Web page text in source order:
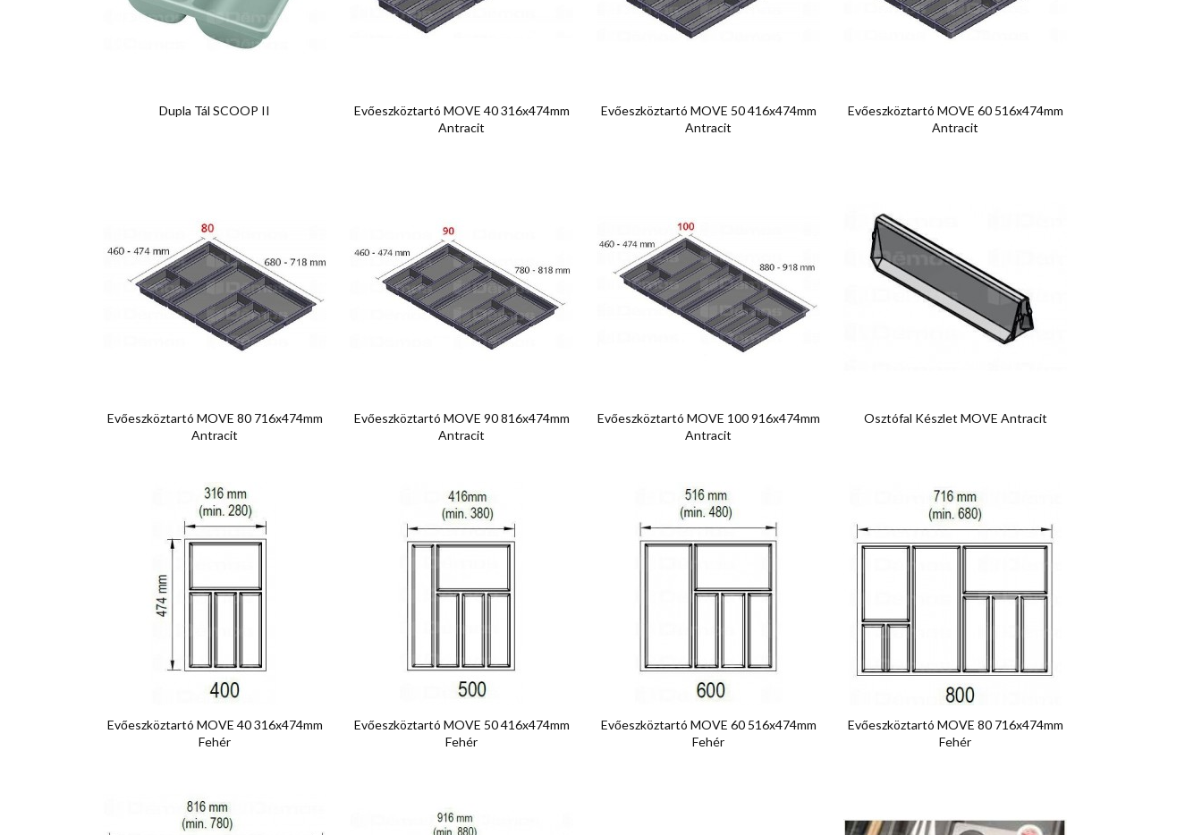
Dupla Tál SCOOP II
Előnézet
Evőeszköztartó MOVE 40 316x474mm
Antracit
Előnézet
Evőeszköztartó MOVE 50 416x474mm
Antracit
Előnézet
Evőeszköztartó MOVE 60 516x474mm
Antracit
Előnézet
Evőeszköztartó MOVE 80 716x474mm
Antracit
Előnézet
Evőeszköztartó MOVE 90 816x474mm
Antracit
Előnézet
Evőeszköztartó MOVE 100 916x474mm
Antracit
Előnézet Osztófal Készlet MOVE Antracit
Előnézet
Evőeszköztartó MOVE 40 316x474mm
Fehér
Előnézet
Evőeszköztartó MOVE 50 416x474mm
Fehér
Előnézet
Evőeszköztartó MOVE 60 516x474mm
Fehér
Előnézet
Evőeszköztartó MOVE 80 716x474mm
Fehér
Előnézet